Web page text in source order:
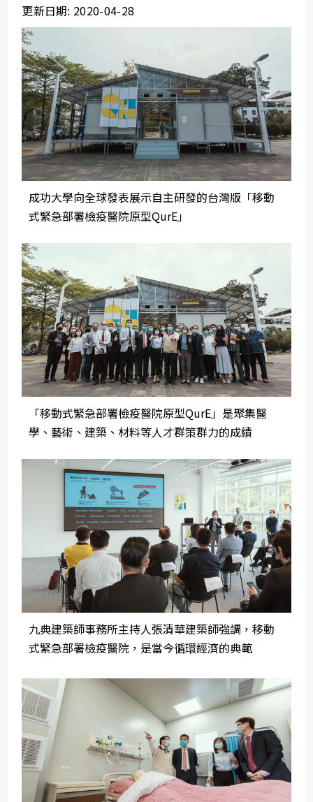
更新日期: 2020-04-28
成功大學向全球發表展示自主研發的台灣版「移動
式緊急部署檢疫醫院原型QurE」
「移動式緊急部署檢疫醫院原型QurE」是聚集醫
學、藝術、建築、材料等人才群策群力的成績
九典建築師事務所主持人張清華建築師強調，移動
式緊急部署檢疫醫院，是當今循環經濟的典範